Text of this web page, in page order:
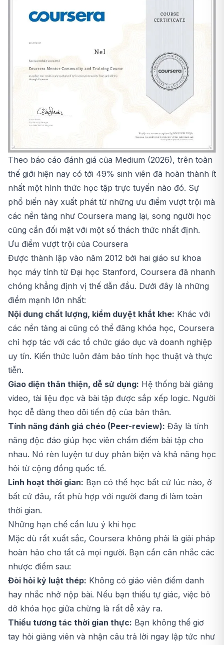
Theo báo cáo đánh giá của Medium (2026), trên toàn
thế giới hiện nay có tới 49% sinh viên đã hoàn thành ít
nhất một hình thức học tập trực tuyến nào đó. Sự
phổ biến này xuất phát từ những ưu điểm vượt trội mà
các nền tảng như Coursera mang lại, song người học
cũng cần đối mặt với một số thách thức nhất định.
Ưu điểm vượt trội của Coursera
Được thành lập vào năm 2012 bởi hai giáo sư khoa
học máy tính từ Đại học Stanford, Coursera đã nhanh
chóng khẳng định vị thế dẫn đầu. Dưới đây là những
điểm mạnh lớn nhất:
Nội dung chất lượng, kiểm duyệt khắt khe: Khác với
các nền tảng ai cũng có thể đăng khóa học, Coursera
chỉ hợp tác với các tổ chức giáo dục và doanh nghiệp
uy tín. Kiến thức luôn đảm bảo tính học thuật và thực
tiễn.
Giao diện thân thiện, dễ sử dụng: Hệ thống bài giảng
video, tài liệu đọc và bài tập được sắp xếp logic. Người
học dễ dàng theo dõi tiến độ của bản thân.
Tính năng đánh giá chéo (Peer-review): Đây là tính
năng độc đáo giúp học viên chấm điểm bài tập cho
nhau. Nó rèn luyện tư duy phản biện và khả năng học
hỏi từ cộng đồng quốc tế.
Linh hoạt thời gian: Bạn có thể học bất cứ lúc nào, ở
bất cứ đâu, rất phù hợp với người đang đi làm toàn
thời gian.
Những hạn chế cần lưu ý khi học
Mặc dù rất xuất sắc, Coursera không phải là giải pháp
hoàn hảo cho tất cả mọi người. Bạn cần cân nhắc các
nhược điểm sau:
Đòi hỏi kỷ luật thép: Không có giáo viên điểm danh
hay nhắc nhở nộp bài. Nếu bạn thiếu tự giác, việc bỏ
dở khóa học giữa chừng là rất dễ xảy ra.
Thiếu tương tác thời gian thực: Bạn không thể giơ
tay hỏi giảng viên và nhận câu trả lời ngay lập tức như